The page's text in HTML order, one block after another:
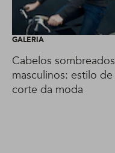
GALERIA
Cabelos sombreados
masculinos: estilo de
corte da moda